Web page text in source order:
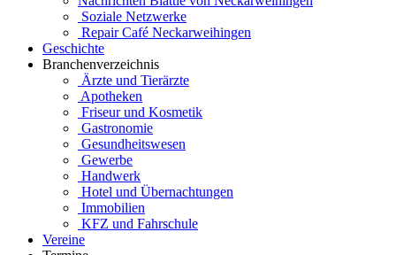
Soziale Netzwerke
Repair Café Neckarweihingen
Geschichte
Branchenverzeichnis
Ärzte und Tierärzte
Apotheken
Friseur und Kosmetik
Gastronomie
Gesundheitswesen
Gewerbe
Handwerk
Hotel und Übernachtungen
Immobilien
KFZ und Fahrschule
Vereine